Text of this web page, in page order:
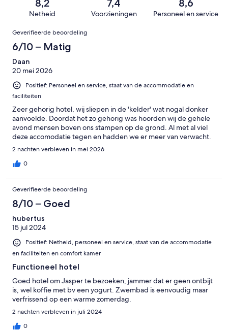
beoordelingen
van
1006
beoordelingen
8,2
Netheid
7,4
Voorzieningen
8,6
Personeel en service
Beoordelingen
Geverifieerde beoordeling
6/10 – Matig
Daan
20 mei 2026
Positief: Personeel en service, staat van de accommodatie en
faciliteiten
Zeer gehorig hotel, wij sliepen in de 'kelder' wat nogal donker
aanvoelde. Doordat het zo gehorig was hoorden wij de gehele
avond mensen boven ons stampen op de grond. Al met al viel
deze accomodatie tegen en hadden we er meer van verwacht.
2 nachten verbleven in mei 2026
0
Geverifieerde beoordeling
8/10 – Goed
hubertus
15 jul 2024
Positief: Netheid, personeel en service, staat van de accommodatie
en faciliteiten en comfort kamer
Functioneel hotel
Goed hotel om Jasper te bezoeken, jammer dat er geen ontbijt
is, wel koffie met bv een yogurt. Zwembad is eenvoudig maar
verfrissend op een warme zomerdag.
2 nachten verbleven in juli 2024
0